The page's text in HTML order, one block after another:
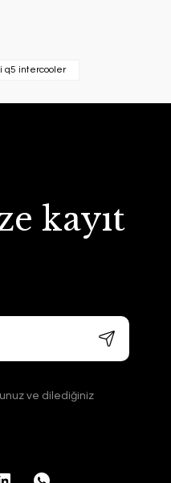
q5 intercooler
kayıt
ve dilediğiniz